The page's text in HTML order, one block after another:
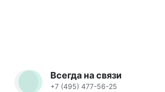
Всегда на связи
+7 (495) 477-56-25